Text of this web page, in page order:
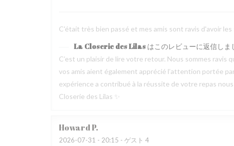
C'était très bien passé et mes amis sont ravis d'avoir
La Closerie des Lilas はこのレビューに返信しま
C’est un plaisir de lire votre retour. Nous sommes ravis
vos amis aient également apprécié l’attention portée
expérience a contribué à la réussite de votre repas
Closerie des Lilas ✨
HowardP
2026-07-31 - 20:15 - ゲスト 4